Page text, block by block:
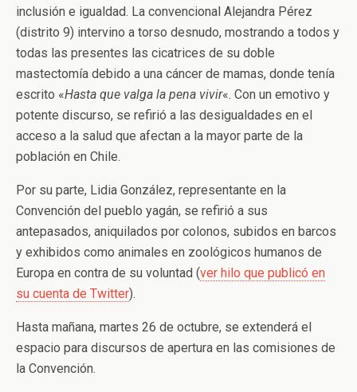
inclusión e igualdad. La convencional Alejandra Pérez
(distrito 9) intervino a torso desnudo, mostrando a todos y
todas las presentes las cicatrices de su doble
mastectomía debido a una cáncer de mamas, donde tenía
escrito «Hasta que valga la pena vivir«. Con un emotivo y
potente discurso, se refirió a las desigualdades en el
acceso a la salud que afectan a la mayor parte de la
población en Chile.
Por su parte, Lidia González, representante en la
Convención del pueblo yagán, se refirió a sus
antepasados, aniquilados por colonos, subidos en barcos
y exhibidos como animales en zoológicos humanos de
Europa en contra de su voluntad (ver hilo que publicó en
su cuenta de Twitter).
Hasta mañana, martes 26 de octubre, se extenderá el
espacio para discursos de apertura en las comisiones de
la Convención.